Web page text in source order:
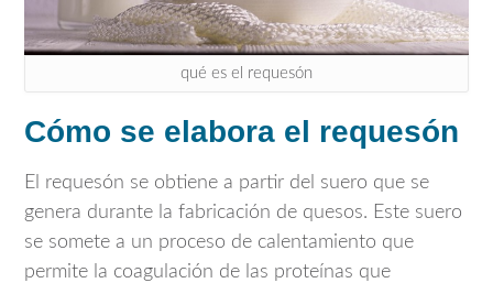
qué es el requesón
Cómo se elabora el requesón
El requesón se obtiene a partir del suero que se
genera durante la fabricación de quesos. Este suero
se somete a un proceso de calentamiento que
permite la coagulación de las proteínas que